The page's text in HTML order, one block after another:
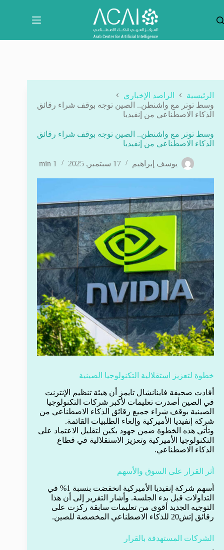
المحتوى
الرئيسية
الراصد الإخباري
وسط توتر مع واشنطن.. الصين توجه بوقف شراء رقائق
الذكاء الاصطناعي من إنفيديا
وسط توتر مع واشنطن.. الصين توجه بوقف شراء رقائق
الذكاء الاصطناعي من إنفيديا
يوسف إبراهيم 17 سبتمبر, 2025 1 min
خطوة لتعزيز استقلالية التكنولوجيا الصينية
أفادت صحيفة فاينانشال تايمز أن هيئة تنظيم الإنترنت
في الصين أصدرت تعليمات لأكبر شركات التكنولوجيا
الصينية بوقف شراء جميع رقائق الذكاء الاصطناعي من
شركة إنفيديا الأميركية وإلغاء الطلبيات القائمة.
وتأتي هذه الخطوة ضمن جهود بكين لتقليل الاعتماد على
التكنولوجيا الأميركية وتعزيز الاستقلالية في قطاع
الذكاء الاصطناعي.
أثر القرار على السوق والأسهم
أسهم شركة إنفيديا الأميركية انخفضت بنسبة 1% في
التداولات قبل بدء الجلسة. وأشار التقرير إلى أن هذا
التوجيه الجديد أقوى من تعليمات سابقة ركزت على
رقائق إتش20 للذكاء الاصطناعي المخصصة للصين.
الشركات المستهدفة بالقرار